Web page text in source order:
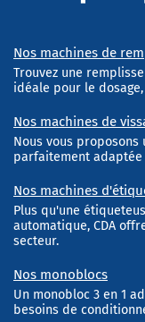
Nos machines de
Trouvez une
idéale pour le
Nos machines de
Nous vous proposons
parfaitement
Nos machines
Plus qu'une
automatique, CDA
secteur.
Nos monoblocs
Un monobloc 3 en 1
besoins de